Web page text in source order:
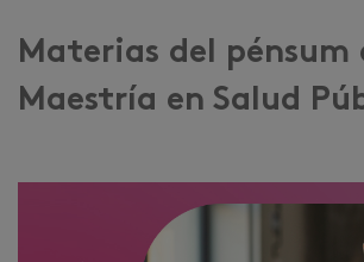
Materias del pénsum
Maestría en Salud